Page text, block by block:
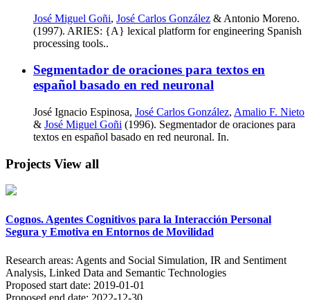
José Miguel Goñi, José Carlos González & Antonio Moreno.
(1997). ARIES: {A} lexical platform for engineering Spanish
processing tools..
Segmentador de oraciones para textos en
español basado en red neuronal
José Ignacio Espinosa, José Carlos González, Amalio F. Nieto
& José Miguel Goñi (1996). Segmentador de oraciones para
textos en español basado en red neuronal. In.
Projects View all
Cognos. Agentes Cognitivos para la Interacción Personal
Segura y Emotiva en Entornos de Movilidad
Research areas: Agents and Social Simulation, IR and Sentiment
Analysis, Linked Data and Semantic Technologies
Proposed start date: 2019-01-01
Proposed end date: 2022-12-30